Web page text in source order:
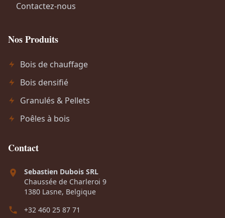
Contactez-nous
Nos Produits
Bois de chauffage
Bois densifié
Granulés & Pellets
Poêles à bois
Contact
Sebastien Dubois SRL
Chaussée de Charleroi 9
1380 Lasne, Belgique
+32 460 25 87 71